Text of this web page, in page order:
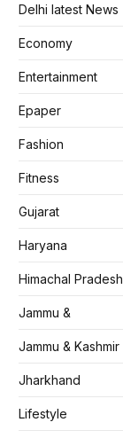
Delhi latest News
Economy
Entertainment
Epaper
Fashion
Fitness
Gujarat
Haryana
Himachal Pradesh
Jammu &
Jammu & Kashmir
Jharkhand
Lifestyle